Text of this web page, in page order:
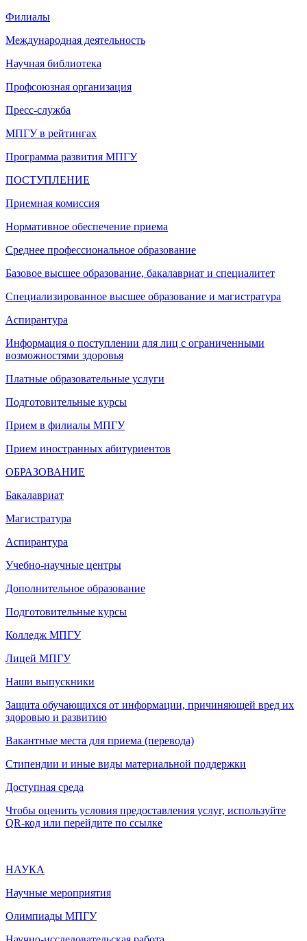
Филиалы
Международная деятельность
Научная библиотека
Профсоюзная организация
Пресс-служба
МПГУ в рейтингах
Программа развития МПГУ
ПОСТУПЛЕНИЕ
Приемная комиссия
Нормативное обеспечение приема
Среднее профессиональное образование
Базовое высшее образование, бакалавриат и специалитет
Специализированное высшее образование и магистратура
Аспирантура
Информация о поступлении для лиц с ограниченными
возможностями здоровья
Платные образовательные услуги
Подготовительные курсы
Прием в филиалы МПГУ
Прием иностранных абитуриентов
ОБРАЗОВАНИЕ
Бакалавриат
Магистратура
Аспирантура
Учебно-научные центры
Дополнительное образование
Подготовительные курсы
Колледж МПГУ
Лицей МПГУ
Наши выпускники
Защита обучающихся от информации, причиняющей вред их
здоровью и развитию
Вакантные места для приема (перевода)
Стипендии и иные виды материальной поддержки
Доступная среда
Чтобы оценить условия предоставления услуг, используйте
QR-код или перейдите по ссылке
НАУКА
Научные мероприятия
Олимпиады МПГУ